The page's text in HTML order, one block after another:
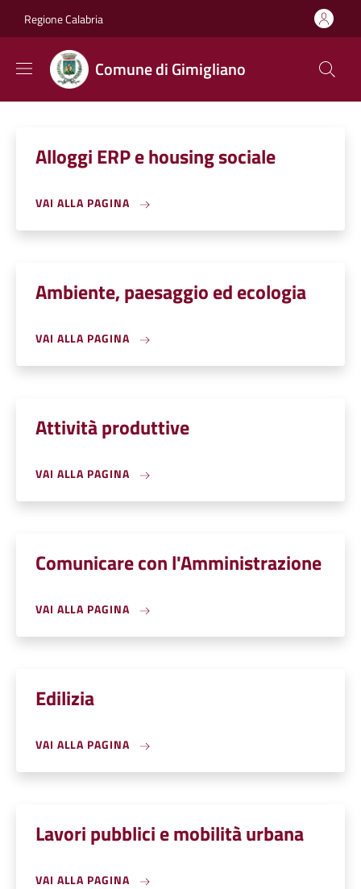
Regione Calabria
Comune di Gimigliano
Alloggi ERP e housing sociale
VAI ALLA PAGINA
Ambiente, paesaggio ed ecologia
VAI ALLA PAGINA
Attività produttive
VAI ALLA PAGINA
Comunicare con l'Amministrazione
VAI ALLA PAGINA
Edilizia
VAI ALLA PAGINA
Lavori pubblici e mobilità urbana
VAI ALLA PAGINA